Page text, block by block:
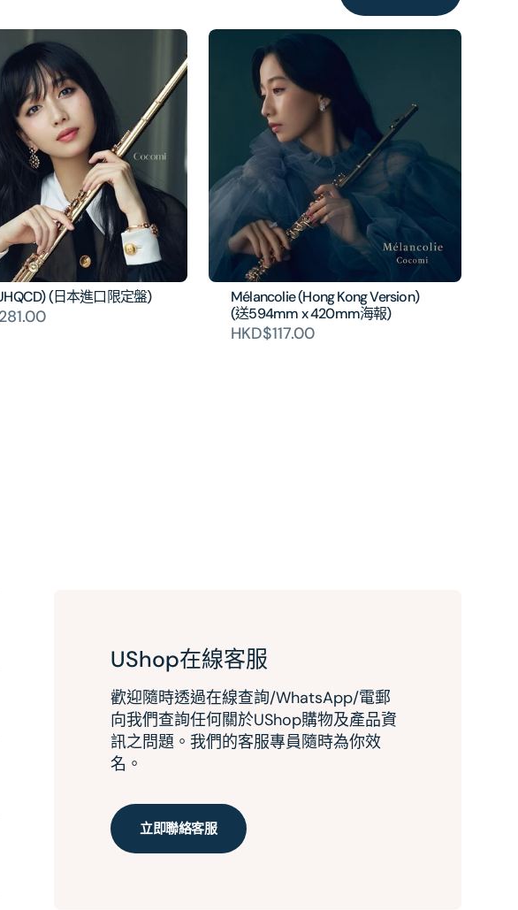
(日本進口限定盤)
Mélancolie (Hong Kong Version)
(送594mm x 420mm海報)
HKD$117.00
UShop在線客服
歡迎隨時透過在線查詢/WhatsApp/電郵
向我們查詢任何關於UShop購物及產品資
訊之問題。我們的客服專員隨時為你效
名。
立即聯絡客服